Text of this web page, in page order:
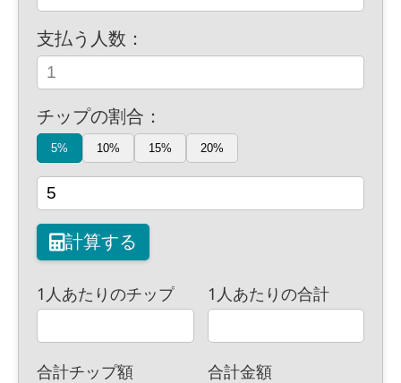
支払う人数：
チップの割合：
5% 10% 15% 20%
計算する
1人あたりのチップ 1人あたりの合計
合計チップ額 合計金額